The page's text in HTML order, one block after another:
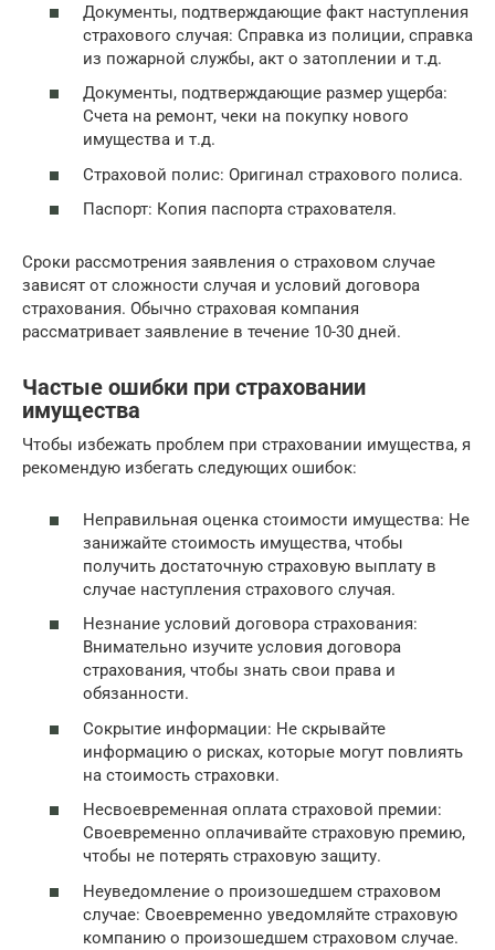
Документы, подтверждающие факт наступления
страхового случая: Справка из полиции, справка
из пожарной службы, акт о затоплении и т.д.
Документы, подтверждающие размер ущерба:
Счета на ремонт, чеки на покупку нового
имущества и т.д.
Страховой полис: Оригинал страхового полиса.
Паспорт: Копия паспорта страхователя.
Сроки рассмотрения заявления о страховом случае
зависят от сложности случая и условий договора
страхования. Обычно страховая компания
рассматривает заявление в течение 10-30 дней.
Частые ошибки при страховании
имущества
Чтобы избежать проблем при страховании имущества, я
рекомендую избегать следующих ошибок:
Неправильная оценка стоимости имущества: Не
занижайте стоимость имущества, чтобы
получить достаточную страховую выплату в
случае наступления страхового случая.
Незнание условий договора страхования:
Внимательно изучите условия договора
страхования, чтобы знать свои права и
обязанности.
Сокрытие информации: Не скрывайте
информацию о рисках, которые могут повлиять
на стоимость страховки.
Несвоевременная оплата страховой премии:
Своевременно оплачивайте страховую премию,
чтобы не потерять страховую защиту.
Неуведомление о произошедшем страховом
случае: Своевременно уведомляйте страховую
компанию о произошедшем страховом случае.